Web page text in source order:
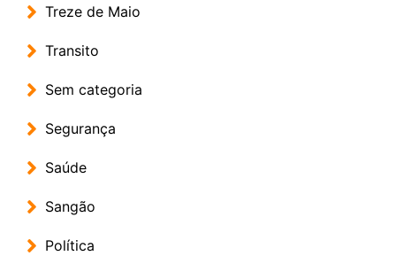
Treze de Maio
Transito
Sem categoria
Segurança
Saúde
Sangão
Política